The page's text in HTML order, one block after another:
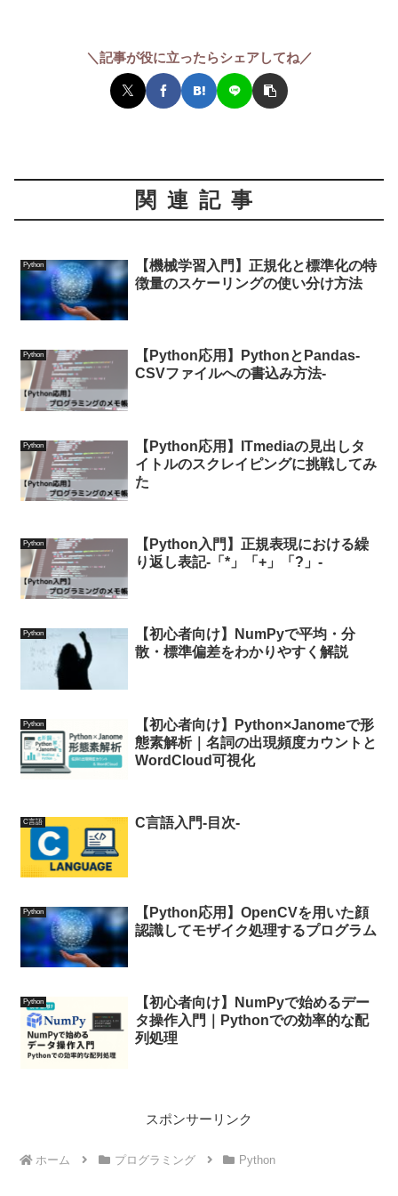
＼記事が役に立ったらシェアしてね／
関連記事
Python
【機械学習入門】正規化と標準化の特
徴量のスケーリングの使い分け方法
Python
【Python応用】PythonとPandas-
CSVファイルへの書込み方法-
Python
【Python応用】ITmediaの見出しタ
イトルのスクレイピングに挑戦してみ
た
Python
【Python入門】正規表現における繰
り返し表記-「*」「+」「?」-
Python
【初心者向け】NumPyで平均・分
散・標準偏差をわかりやすく解説
Python
【初心者向け】Python×Janomeで形
態素解析｜名詞の出現頻度カウントと
WordCloud可視化
C言語 C言語入門-目次-
Python
【Python応用】OpenCVを用いた顔
認識してモザイク処理するプログラム
Python
【初心者向け】NumPyで始めるデー
タ操作入門｜Pythonでの効率的な配
列処理
スポンサーリンク
ホーム プログラミング Python